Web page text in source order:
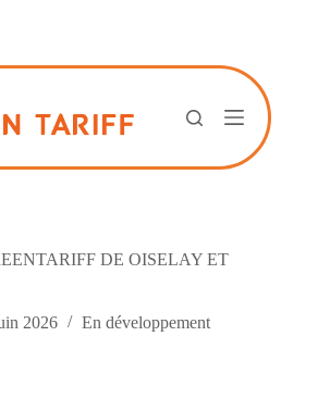
DE OISELAY ET
2026 En développement